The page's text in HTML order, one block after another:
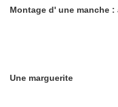
Montage d' une manche :
Une marguerite